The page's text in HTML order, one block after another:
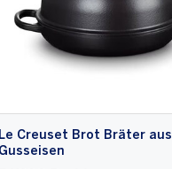
Le Creuset Brot Bräter aus
Gusseisen